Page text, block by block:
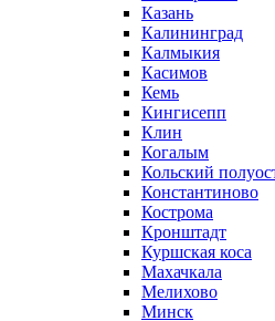
Казань
Калининград
Калмыкия
Касимов
Кемь
Кингисепп
Клин
Когалым
Кольский
Константиново
Кострома
Кронштадт
Куршская коса
Махачкала
Мелихово
Минск